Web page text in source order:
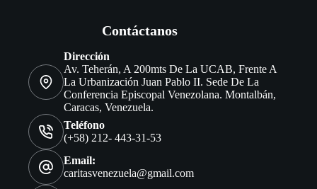
Contáctanos
Dirección
Av. Teherán, A 200mts De La UCAB, Frente A
La Urbanización Juan Pablo II. Sede De La
Conferencia Episcopal Venezolana. Montalbán,
Caracas, Venezuela.
Teléfono
(+58) 212- 443-31-53
Email:
caritasvenezuela@gmail.com